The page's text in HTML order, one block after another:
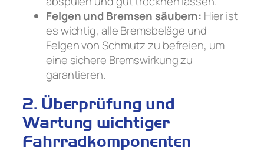
Felgen und Bremsen säubern: Hier ist
es wichtig, alle Bremsbeläge und
Felgen von Schmutz zu befreien, um
eine sichere Bremswirkung zu
garantieren.
2. Überprüfung und
Wartung wichtiger
Fahrradkomponenten